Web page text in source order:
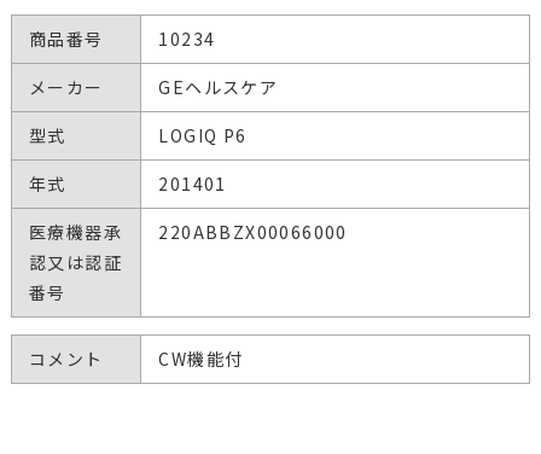
商品番号
10234
メーカー
GEヘルスケア
型式
LOGIQ P6
年式
201401
医療機器承
認又は認証
番号
220ABBZX00066000
コメント CW機能付